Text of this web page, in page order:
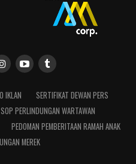
IKLAN
SERTIFIKAT DEWAN PERS
SOP PERLINDUNGAN WARTAWAN
PEDOMAN PEMBERITAAN RAMAH ANAK
MEREK